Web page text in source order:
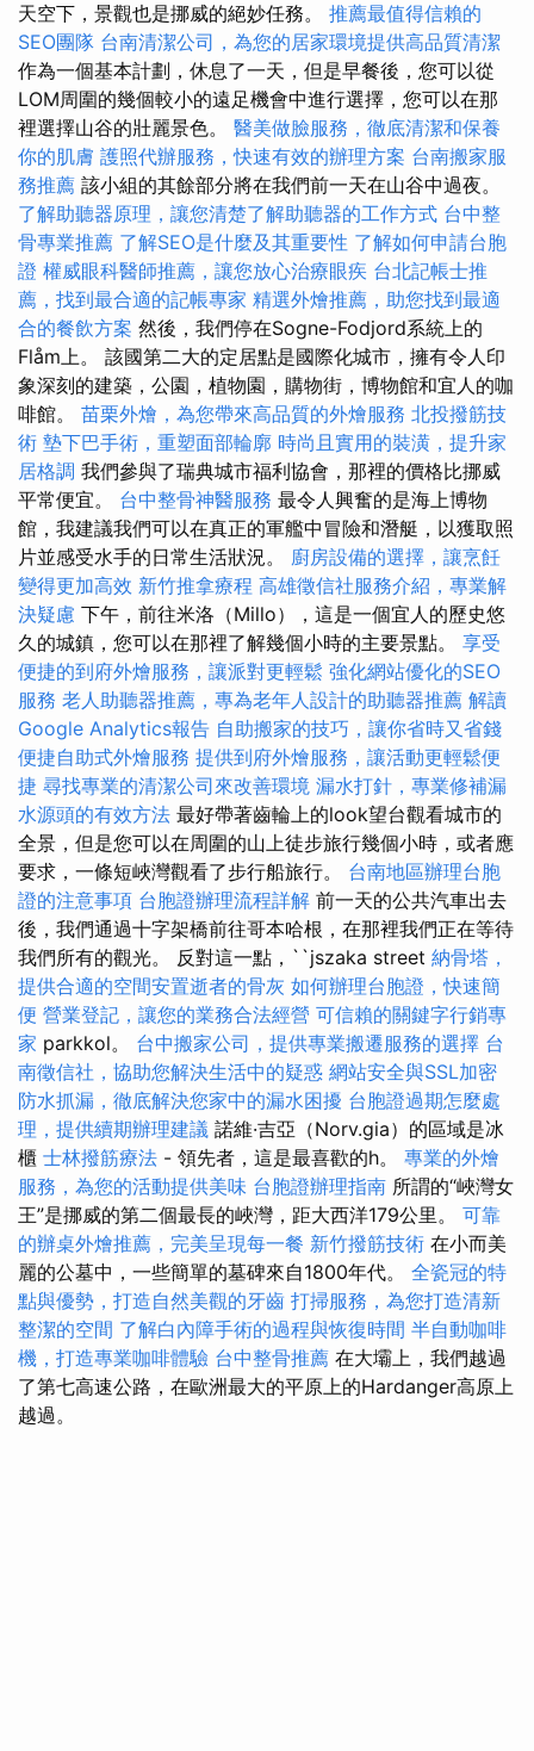
天空下，景觀也是挪威的絕妙任務。 推薦最值得信賴的
SEO團隊 台南清潔公司，為您的居家環境提供高品質清潔
作為一個基本計劃，休息了一天，但是早餐後，您可以從
LOM周圍的幾個較小的遠足機會中進行選擇，您可以在那
裡選擇山谷的壯麗景色。 醫美做臉服務，徹底清潔和保養
你的肌膚 護照代辦服務，快速有效的辦理方案 台南搬家服
務推薦 該小組的其餘部分將在我們前一天在山谷中過夜。
了解助聽器原理，讓您清楚了解助聽器的工作方式 台中整
骨專業推薦 了解SEO是什麼及其重要性 了解如何申請台胞
證 權威眼科醫師推薦，讓您放心治療眼疾 台北記帳士推
薦，找到最合適的記帳專家 精選外燴推薦，助您找到最適
合的餐飲方案 然後，我們停在Sogne-Fodjord系統上的
Flåm上。 該國第二大的定居點是國際化城市，擁有令人印
象深刻的建築，公園，植物園，購物街，博物館和宜人的咖
啡館。 苗栗外燴，為您帶來高品質的外燴服務 北投撥筋技
術 墊下巴手術，重塑面部輪廓 時尚且實用的裝潢，提升家
居格調 我們參與了瑞典城市福利協會，那裡的價格比挪威
平常便宜。 台中整骨神醫服務 最令人興奮的是海上博物
館，我建議我們可以在真正的軍艦中冒險和潛艇，以獲取照
片並感受水手的日常生活狀況。 廚房設備的選擇，讓烹飪
變得更加高效 新竹推拿療程 高雄徵信社服務介紹，專業解
決疑慮 下午，前往米洛（Millo），這是一個宜人的歷史悠
久的城鎮，您可以在那裡了解幾個小時的主要景點。 享受
便捷的到府外燴服務，讓派對更輕鬆 強化網站優化的SEO
服務 老人助聽器推薦，專為老年人設計的助聽器推薦 解讀
Google Analytics報告 自助搬家的技巧，讓你省時又省錢
便捷自助式外燴服務 提供到府外燴服務，讓活動更輕鬆便
捷 尋找專業的清潔公司來改善環境 漏水打針，專業修補漏
水源頭的有效方法 最好帶著齒輪上的look望台觀看城市的
全景，但是您可以在周圍的山上徒步旅行幾個小時，或者應
要求，一條短峽灣觀看了步行船旅行。 台南地區辦理台胞
證的注意事項 台胞證辦理流程詳解 前一天的公共汽車出去
後，我們通過十字架橋前往哥本哈根，在那裡我們正在等待
我們所有的觀光。 反對這一點，``jszaka street 納骨塔，
提供合適的空間安置逝者的骨灰 如何辦理台胞證，快速簡
便 營業登記，讓您的業務合法經營 可信賴的關鍵字行銷專
家 parkkol。 台中搬家公司，提供專業搬遷服務的選擇 台
南徵信社，協助您解決生活中的疑惑 網站安全與SSL加密
防水抓漏，徹底解決您家中的漏水困擾 台胞證過期怎麼處
理，提供續期辦理建議 諾維·吉亞（Norv.gia）的區域是冰
櫃 士林撥筋療法 - 領先者，這是最喜歡的h。 專業的外燴
服務，為您的活動提供美味 台胞證辦理指南 所謂的“峽灣女
王”是挪威的第二個最長的峽灣，距大西洋179公里。 可靠
的辦桌外燴推薦，完美呈現每一餐 新竹撥筋技術 在小而美
麗的公墓中，一些簡單的墓碑來自1800年代。 全瓷冠的特
點與優勢，打造自然美觀的牙齒 打掃服務，為您打造清新
整潔的空間 了解白內障手術的過程與恢復時間 半自動咖啡
機，打造專業咖啡體驗 台中整骨推薦 在大壩上，我們越過
了第七高速公路，在歐洲最大的平原上的Hardanger高原上
越過。